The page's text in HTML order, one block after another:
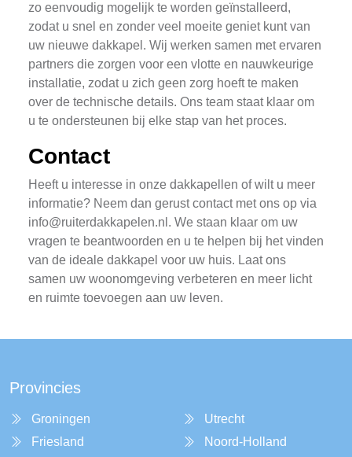
zo eenvoudig mogelijk te worden geïnstalleerd,
zodat u snel en zonder veel moeite geniet kunt van
uw nieuwe dakkapel. Wij werken samen met ervaren
partners die zorgen voor een vlotte en nauwkeurige
installatie, zodat u zich geen zorg hoeft te maken
over de technische details. Ons team staat klaar om
u te ondersteunen bij elke stap van het proces.
Contact
Heeft u interesse in onze dakkapellen of wilt u meer
informatie? Neem dan gerust contact met ons op via
info@ruiterdakkapelen.nl . We staan klaar om uw
vragen te beantwoorden en u te helpen bij het vinden
van de ideale dakkapel voor uw huis. Laat ons
samen uw woonomgeving verbeteren en meer licht
en ruimte toevoegen aan uw leven.
Provincies
Groningen
Friesland
Utrecht
Noord-Holland